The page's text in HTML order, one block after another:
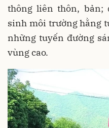
thông liên thôn, bản;
sinh môi trường hằng
những tuyến đường
vùng cao.